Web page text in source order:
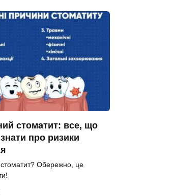
стоматит: все, що
про ризики
Обережно, це